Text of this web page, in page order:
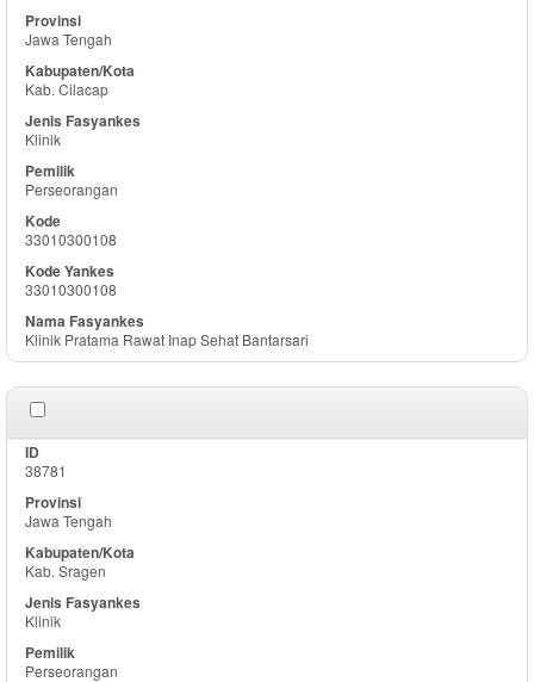
Jawa Tengah
Kab. Cilacap
Klinik
Perseorangan
33010300108
33010300108
Klinik Pratama Rawat Inap Sehat Bantarsari
38781
Jawa Tengah
Kab. Sragen
Klinik
Perseorangan